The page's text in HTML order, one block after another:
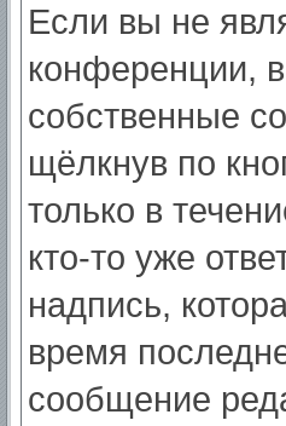
Если вы не
конференции,
собственные
щёлкнув по
только в
кто-то уже
надпись,
время
сообщение